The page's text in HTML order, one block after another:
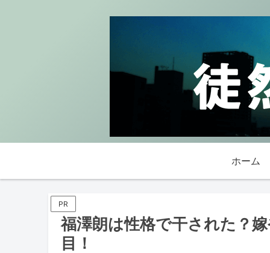
ホーム
PR
福澤朗は性格で干された？
目！